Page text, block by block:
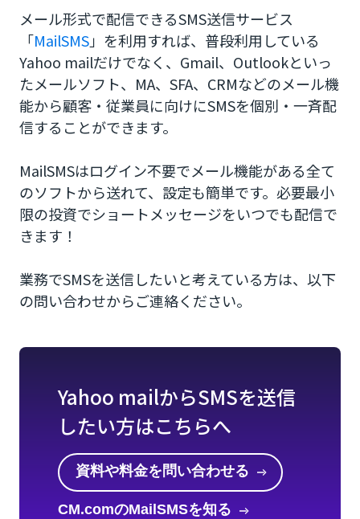
メール形式で配信できるSMS送信サービス
「MailSMS」を利用すれば、普段利用している
Yahoo mailだけでなく、Gmail、Outlookといっ
たメールソフト、MA、SFA、CRMなどのメール機
能から顧客・従業員に向けにSMSを個別・一斉配
信することができます。
MailSMSはログイン不要でメール機能がある全て
のソフトから送れて、設定も簡単です。必要最小
限の投資でショートメッセージをいつでも配信で
きます！
業務でSMSを送信したいと考えている方は、以下
の問い合わせからご連絡ください。
Yahoo mailからSMSを送信
したい方はこちらへ
資料や料金を問い合わせる
CM.comのMailSMSを知る